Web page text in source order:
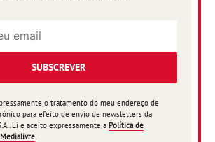
SUBSCREVER
o tratamento do meu endereço de
para efeito de envio de newsletters da
Li e aceito expressamente a Política de
.